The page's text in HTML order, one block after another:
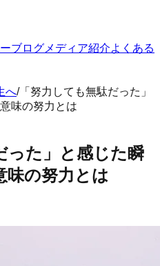
ブログ メディア紹介よくある
へ/「努力しても無駄だった」
味の努力とは
った」と感じた瞬
味の努力とは